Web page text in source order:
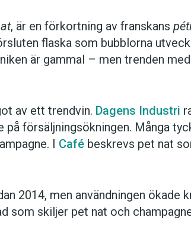
, är en förkortning av franskans
flaska som bubblorna
är gammal – men trenden
av ett trendvin. Dagens Industri
på försäljningsökningen. Många
I Café beskrevs pet nat
2014, men användningen ökade
som skiljer pet nat och